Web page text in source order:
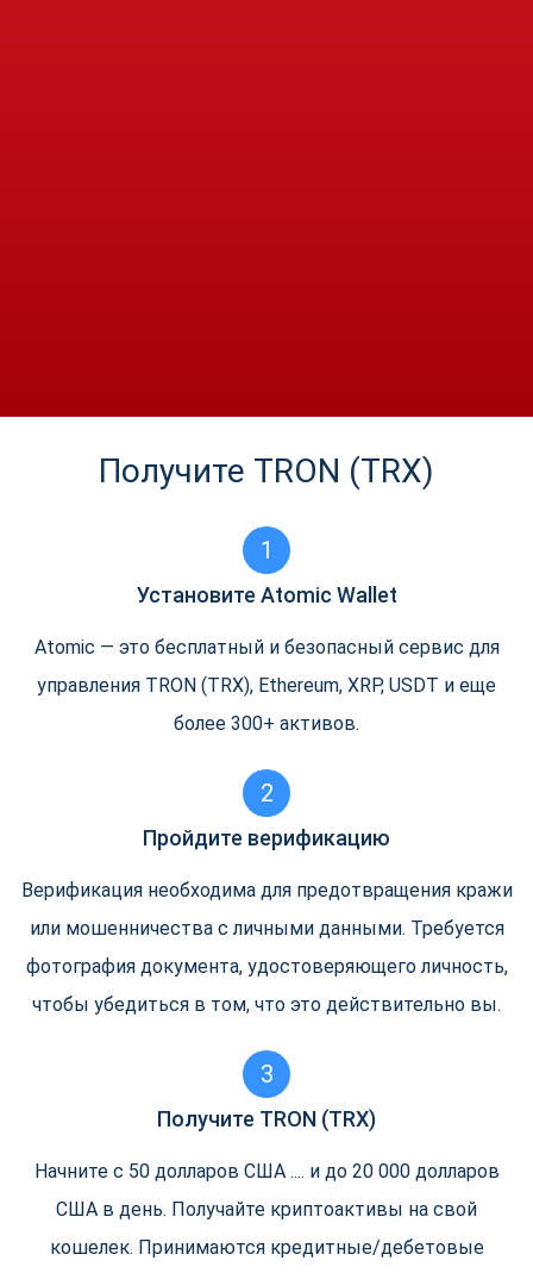
Получите TRON (TRX)
1
Установите Atomic Wallet
Atomic — это бесплатный и безопасный сервис для
управления TRON (TRX), Ethereum, XRP, USDT и еще
более 300+ активов.
2
Пройдите верификацию
Верификация необходима для предотвращения кражи
или мошенничества с личными данными. Требуется
фотография документа, удостоверяющего личность,
чтобы убедиться в том, что это действительно вы.
3
Получите TRON (TRX)
Начните с 50 долларов США .... и до 20 000 долларов
США в день. Получайте криптоактивы на свой
кошелек. Принимаются кредитные/дебетовые